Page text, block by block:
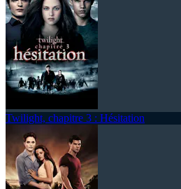
Twilight, chapitre 3 : Hésitation